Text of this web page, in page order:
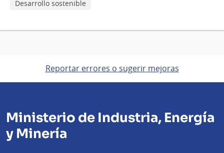
Desarrollo sostenible
Reportar errores o sugerir mejoras
Ministerio de Industria, Energía
y Minería